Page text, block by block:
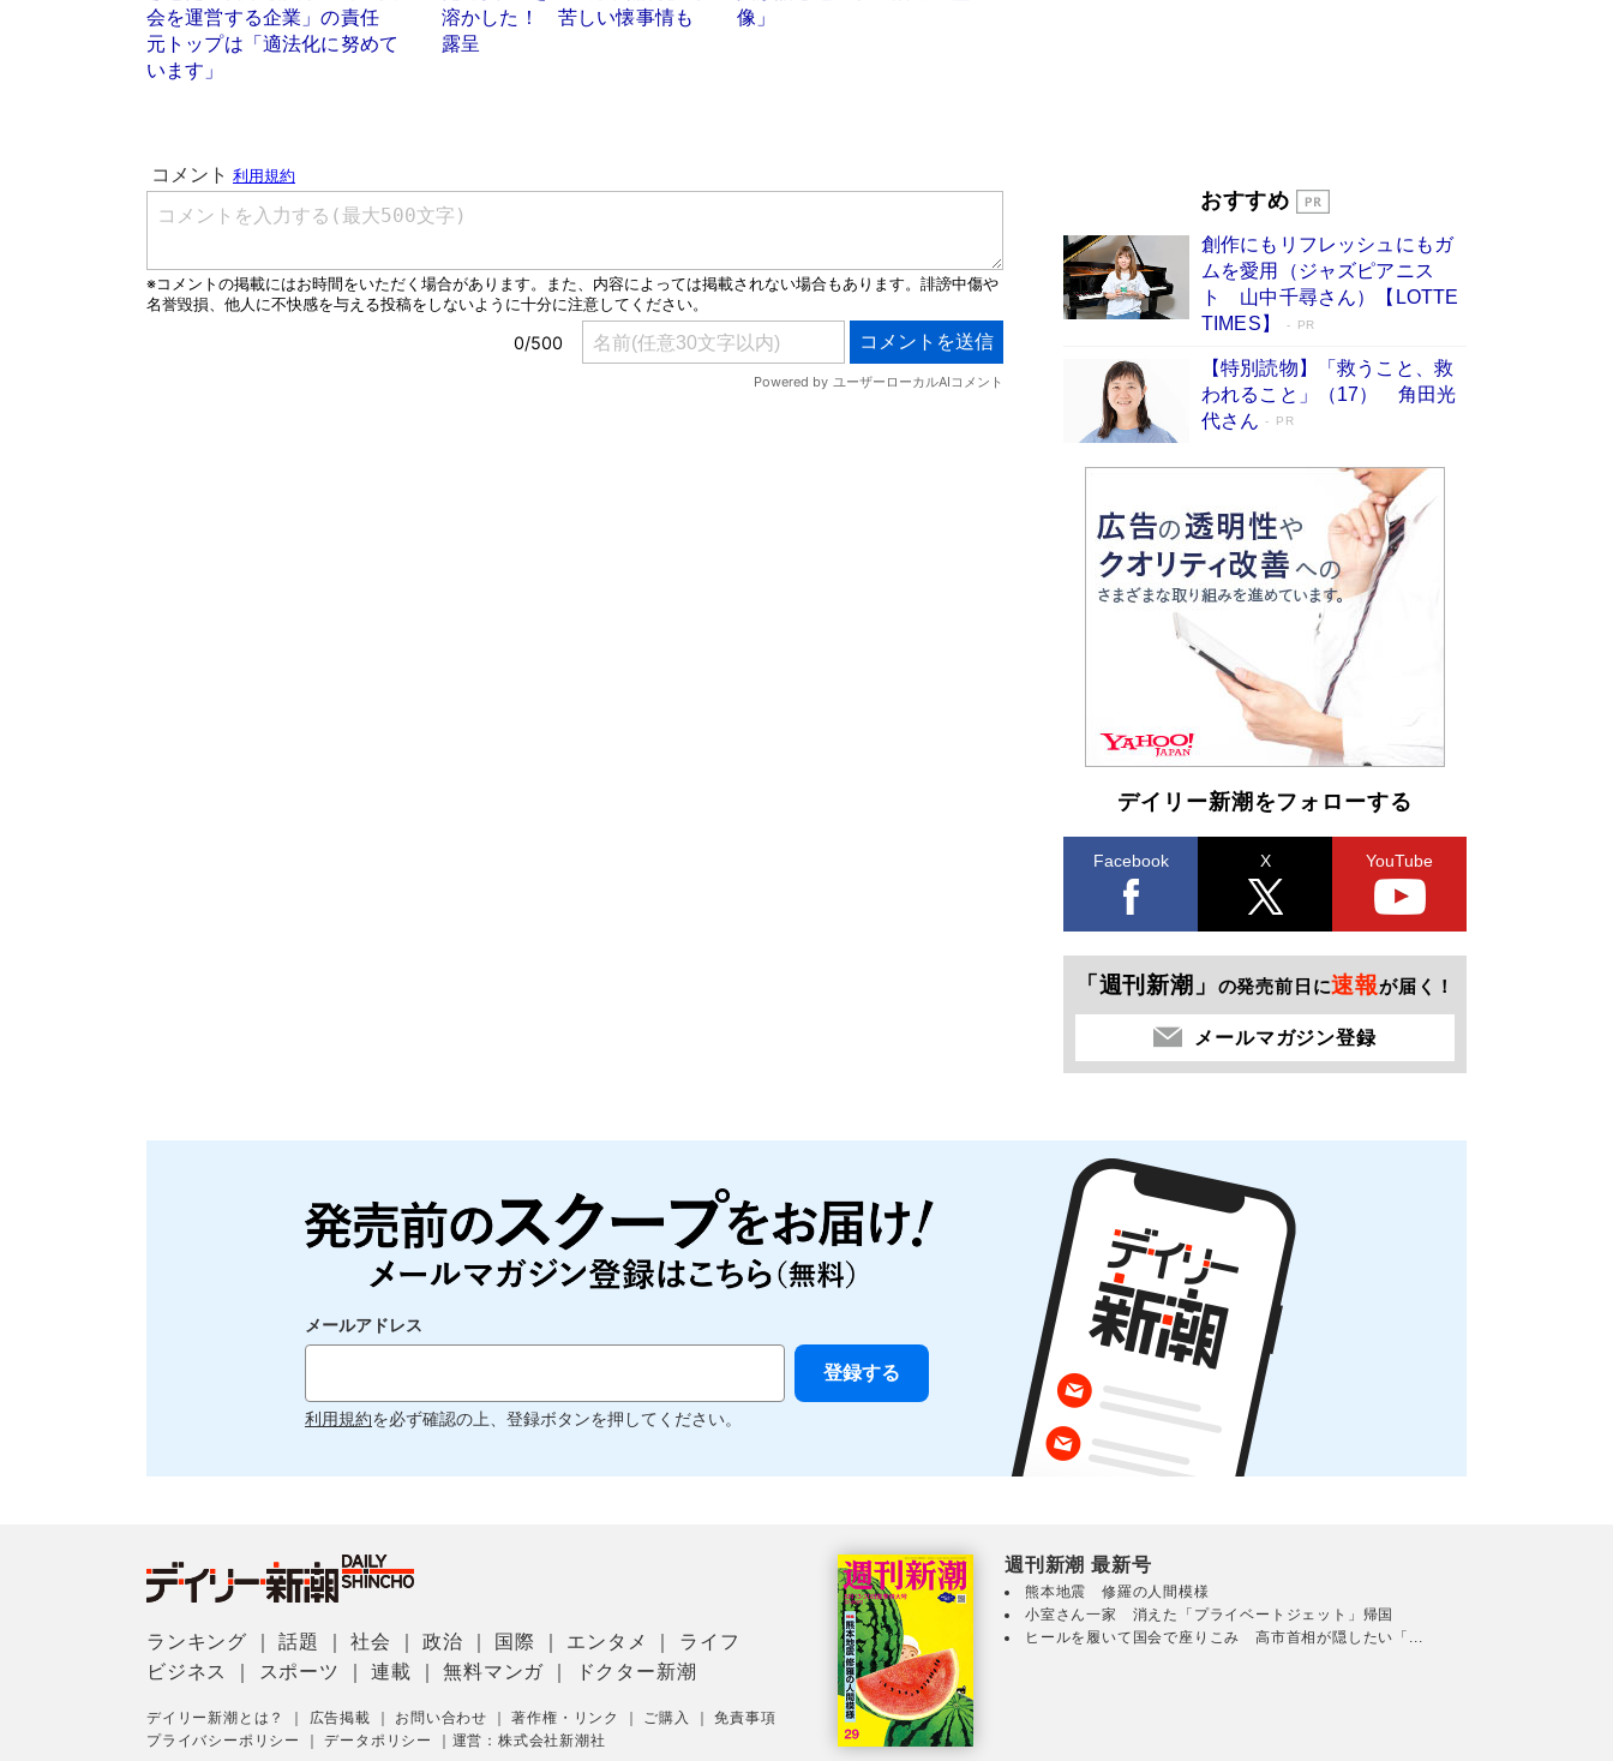
会を運営する企業」の責任
元トップは「適法化に努めて
います」
溶かした！ 苦しい懐事情も
露呈
像」
「『火垂るの墓』は、大嘘である」原作者が抱き
続けた“自責の念”とは…「自己憐憫は描きたくな
い」監督が徹底的にこだわったこと（後編） #
戦争の記憶
Book Bang
おすすめ
創作にもリフレッシュにもガ
ムを愛用（ジャズピアニス
ト 山中千尋さん）【LOTTE
TIMES】
PR
【特別読物】「救うこと、救
われること」（17） 角田光
代さん
PR
デイリー新潮をフォローする
Facebook X YouTube
「週刊新潮」 の発売前日に速報が届く！
メールマガジン登録
メールアドレス
利用規約を必ず確認の上、登録ボタンを押してください。
ランキング ｜話題 ｜社会 ｜政治 国際 エンタメ
ライフ
ビジネス
スポーツ ｜連載 ｜無料マンガ ドクター新潮
デイリー新潮とは？ 広告掲載 お問い合わせ ｜著作権・リンク ご購入 ｜免責事項
プライバシーポリシー
｜データポリシー 運営：株式会社新潮社
週刊新潮 最新号
熊本地震 修羅の人間模様
小室さん一家 消えた「プライベートジェット」帰国
ヒールを履いて国会で座りこみ 高市首相が隠したい「...